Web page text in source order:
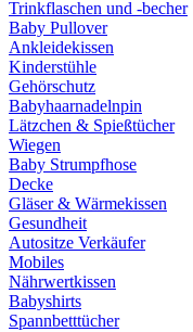
Trinkflaschen und -becher
Baby Pullover
Ankleidekissen
Kinderstühle
Gehörschutz
Babyhaarnadelnpin
Lätzchen & Spießtücher
Wiegen
Baby Strumpfhose
Decke
Gläser & Wärmekissen
Gesundheit
Autositze Verkäufer
Mobiles
Nährwertkissen
Babyshirts
Spannbetttücher